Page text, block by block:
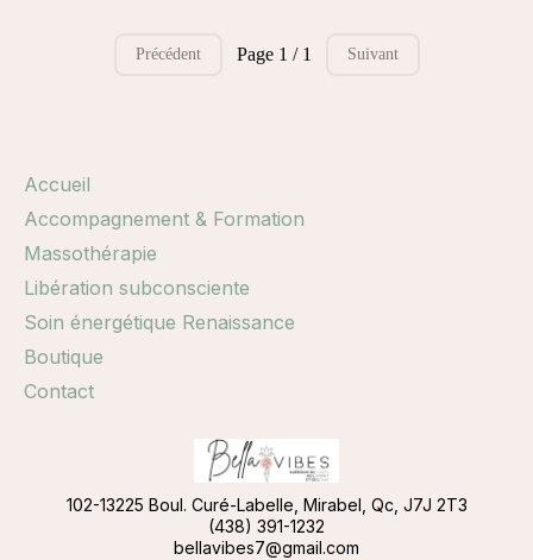
Précédent Page 1 / 1 Suivant
Accueil
Accompagnement & Formation
Massothérapie
Libération subconsciente
Soin énergétique Renaissance
Boutique
Contact
102-13225 Boul. Curé-Labelle, Mirabel, Qc, J7J 2T3
(438) 391-1232
bellavibes7@gmail.com